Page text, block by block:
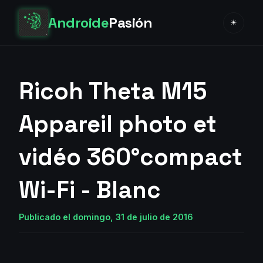
AndroidePasión ☀
Ricoh Theta M15
Appareil photo et
vidéo 360°compact
Wi-Fi - Blanc
Publicado el domingo, 31 de julio de 2016